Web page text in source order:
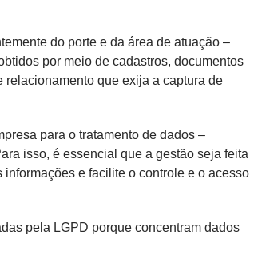
do porte e da área de atuação –
por meio de cadastros, documentos
relacionamento que exija a captura de
para o tratamento de dados –
isso, é essencial que a gestão seja feita
e facilite o controle e o acesso
pela LGPD porque concentram dados